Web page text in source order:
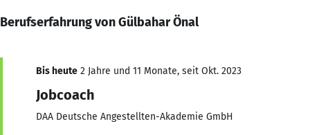
Berufserfahrung von Gülbahar Önal
Bis heute 2 Jahre und 11 Monate, seit Okt. 2023
Jobcoach
DAA Deutsche Angestellten-Akademie GmbH